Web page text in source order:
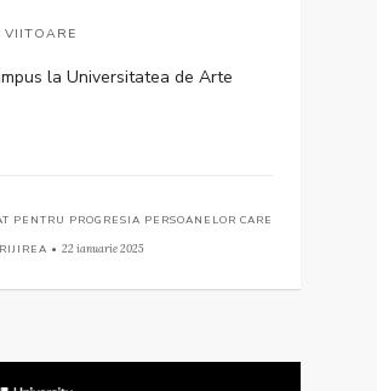
VIITOARE
la Universitatea de Arte
PENTRU PROGRESIA PERSOANELOR CARE
• 22 ianuarie 2025